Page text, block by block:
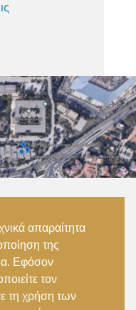
15122, Marousi
2896739
απαραίτητα
της
Εφόσον
τον
τη χρήση των